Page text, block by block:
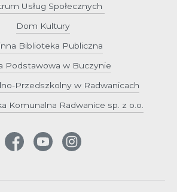
Usług Społecznych
Dom Kultury
Biblioteka Publiczna
Podstawowa w Buczynie
Przedszkolny w Radwanicach
Komunalna Radwanice sp. z o.o.